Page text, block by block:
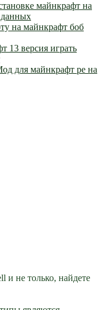
майнкрафт на
на майнкрафт боб
13 версия играть
для майнкрафт pe на
и не только, найдете